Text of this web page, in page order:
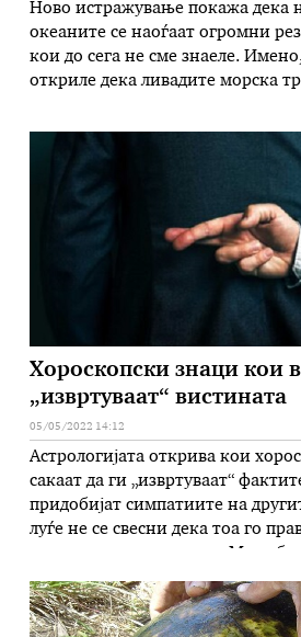
Ново истражување покажа дека
океаните се наоѓаат огромни
кои до сега не сме знаеле.
откриле дека ливадите морска
„слатко“. Се работи за шеќер во
морската трева изгледа го
Хороскопски знаци кои
„извртуваат“ вистината
05/05/2022 14:12
Астрологијата открива кои
сакаат да ги „извртуваат“
придобијат симпатиите на
луѓе не се свесни дека тоа го
навистина загрижени, бидејќи
нема да се грижи за нив. Затоа